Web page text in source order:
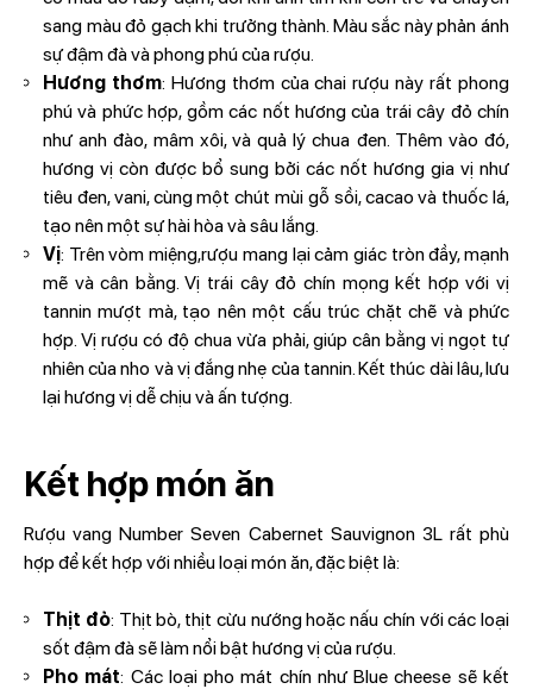
sang màu đỏ gạch khi trưởng thành. Màu sắc này phản ánh
sự đậm đà và phong phú của rượu.
Hương thơm: Hương thơm của chai rượu này rất phong
phú và phức hợp, gồm các nốt hương của trái cây đỏ chín
như anh đào, mâm xôi, và quả lý chua đen. Thêm vào đó,
hương vị còn được bổ sung bởi các nốt hương gia vị như
tiêu đen, vani, cùng một chút mùi gỗ sồi, cacao và thuốc lá,
tạo nên một sự hài hòa và sâu lắng.
Vị: Trên vòm miệng,rượu mang lại cảm giác tròn đầy, mạnh
mẽ và cân bằng. Vị trái cây đỏ chín mọng kết hợp với vị
tannin mượt mà, tạo nên một cấu trúc chặt chẽ và phức
hợp. Vị rượu có độ chua vừa phải, giúp cân bằng vị ngọt tự
nhiên của nho và vị đắng nhẹ của tannin. Kết thúc dài lâu, lưu
lại hương vị dễ chịu và ấn tượng.
Kết hợp món ăn
Rượu vang Number Seven Cabernet Sauvignon 3L rất phù
hợp để kết hợp với nhiều loại món ăn, đặc biệt là:
Thịt đỏ: Thịt bò, thịt cừu nướng hoặc nấu chín với các loại
sốt đậm đà sẽ làm nổi bật hương vị của rượu.
Pho mát: Các loại pho mát chín như Blue cheese sẽ kết